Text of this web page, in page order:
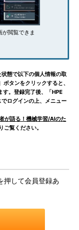
閲覧できま
態で以下の個人情報の取
タンをクリックすると、
す。登録完了後、「HPE
ログインの上、メニュー
が語る！機械学習/AIのた
ご覧ください。
押して会員登録あ